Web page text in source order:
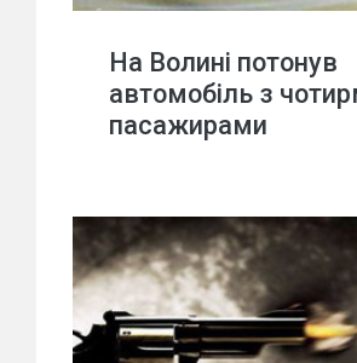
На Волині потонув
автомобіль з
пасажирами